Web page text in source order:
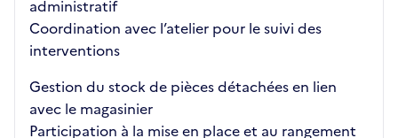
administratif
Coordination avec l’atelier pour le suivi des
interventions
Gestion du stock de pièces détachées en lien
avec le magasinier
Participation à la mise en place et au rangement